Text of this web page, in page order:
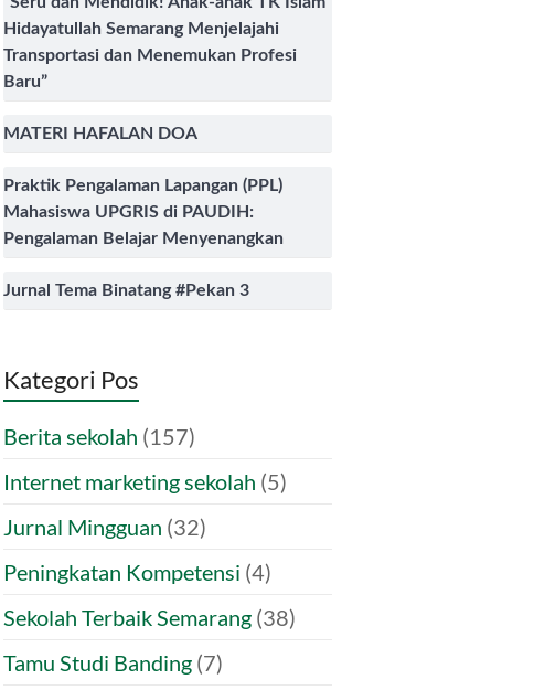
Hidayatullah Semarang Menjelajahi
Transportasi dan Menemukan Profesi
Baru”
MATERI HAFALAN DOA
Praktik Pengalaman Lapangan (PPL)
Mahasiswa UPGRIS di PAUDIH:
Pengalaman Belajar Menyenangkan
Jurnal Tema Binatang #Pekan 3
Kategori Pos
Berita sekolah (157)
Internet marketing sekolah (5)
Jurnal Mingguan (32)
Peningkatan Kompetensi (4)
Sekolah Terbaik Semarang(38)
Tamu Studi Banding(7)